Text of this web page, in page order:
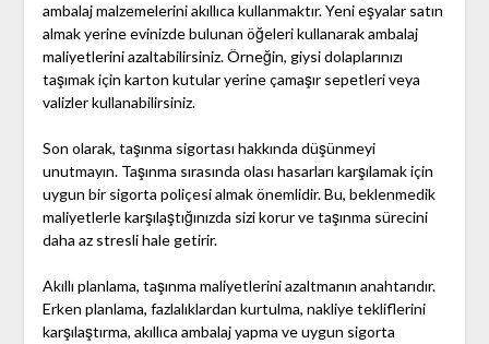
ambalaj malzemelerini akıllıca kullanmaktır. Yeni eşyalar satın
almak yerine evinizde bulunan öğeleri kullanarak ambalaj
maliyetlerini azaltabilirsiniz. Örneğin, giysi dolaplarınızı
taşımak için karton kutular yerine çamaşır sepetleri veya
valizler kullanabilirsiniz.
Son olarak, taşınma sigortası hakkında düşünmeyi
unutmayın. Taşınma sırasında olası hasarları karşılamak için
uygun bir sigorta poliçesi almak önemlidir. Bu, beklenmedik
maliyetlerle karşılaştığınızda sizi korur ve taşınma sürecini
daha az stresli hale getirir.
Akıllı planlama, taşınma maliyetlerini azaltmanın anahtarıdır.
Erken planlama, fazlalıklardan kurtulma, nakliye tekliflerini
karşılaştırma, akıllıca ambalaj yapma ve uygun sigorta